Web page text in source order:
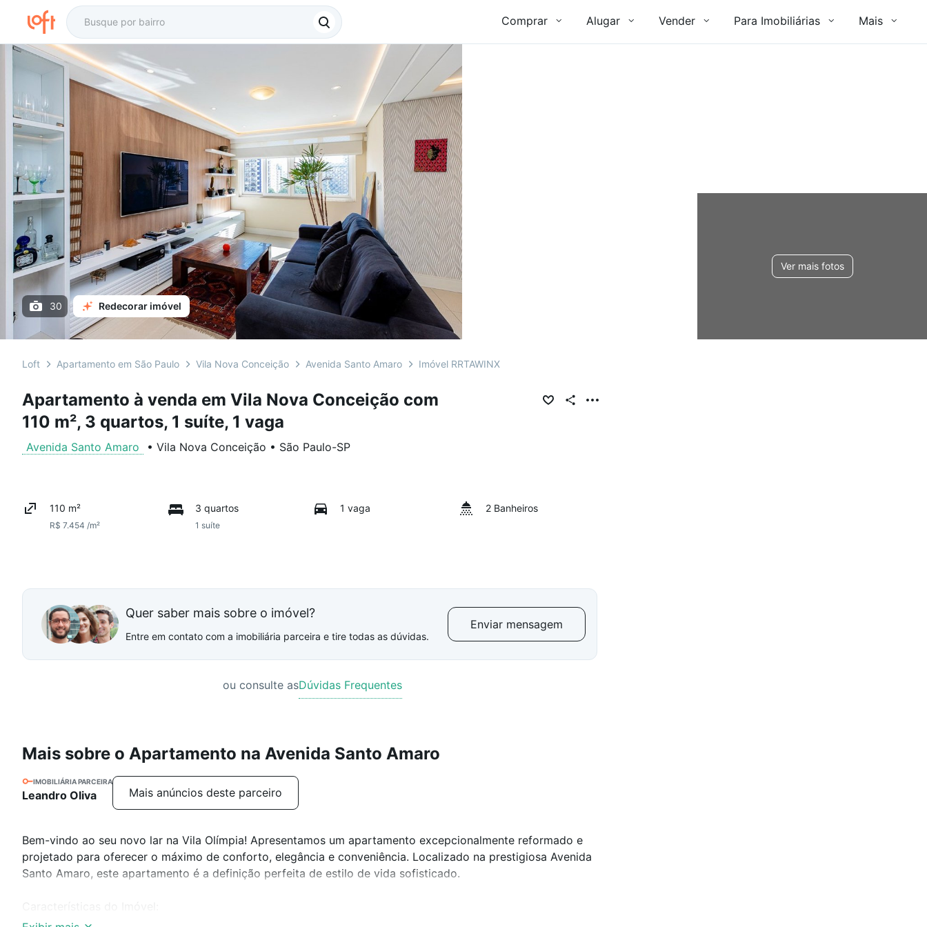
Comprar Alugar Vender Para Imobiliárias Mais
Ver mais fotos
30 Redecorar imóvel
Loft Apartamento em São Paulo Vila Nova Conceição Avenida Santo Amaro Imóvel RRTAWINX
Apartamento à venda em Vila Nova Conceição com
110 m², 3 quartos, 1 suíte, 1 vaga
Avenida Santo Amaro • Vila Nova Conceição • São Paulo-SP
110 m²
R$ 7.454 /m²
3 quartos
1 suíte
1 vaga 2 Banheiros
Quer saber mais sobre o imóvel?
Entre em contato com a imobiliária parceira e tire todas as dúvidas.
Enviar mensagem
ou consulte asDúvidas Frequentes
Mais sobre o Apartamento na Avenida Santo Amaro
IMOBILIÁRIA PARCEIRA
Leandro Oliva Mais anúncios deste parceiro
Bem-vindo ao seu novo lar na Vila Olímpia! Apresentamos um apartamento excepcionalmente reformado e
projetado para oferecer o máximo de conforto, elegância e conveniência. Localizado na prestigiosa Avenida
Santo Amaro, este apartamento é a definição perfeita de estilo de vida sofisticado.
Ampla sala de estar com cozinha americana totalmente integrada - perfeita para receber amigos e familiares.